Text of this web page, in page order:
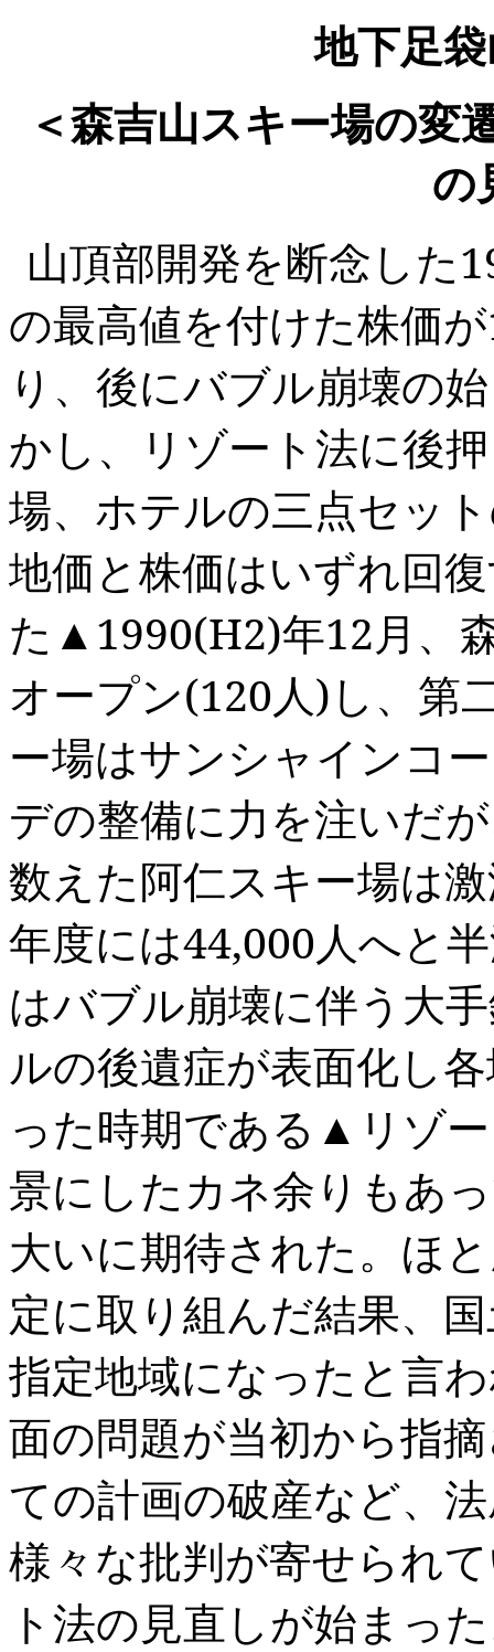
地下足
＜森吉山スキー場の
の
山頂部開発を断念した
の最高値を付けた株価が
り、後にバブル崩壊の
かし、リゾート法に後
場、ホテルの三点セッ
地価と株価はいずれ回
た▲1990(H2)年12月、
オープン(120人)し、第
ー場はサンシャインコ
デの整備に力を注いだ
数えた阿仁スキー場は
年度には44,000人へと
はバブル崩壊に伴う大
ルの後遺症が表面化し
った時期である▲リゾ
景にしたカネ余りもあ
大いに期待された。ほ
定に取り組んだ結果、
指定地域になったと言
面の問題が当初から指
ての計画の破産など、
様々な批判が寄せられ
ト法の見直しが始まっ